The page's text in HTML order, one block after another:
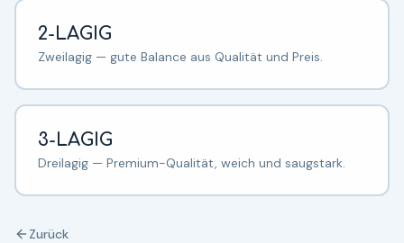
2-LAGIG
Zweilagig — gute Balance aus Qualität und Preis.
3-LAGIG
Dreilagig — Premium-Qualität, weich und saugstark.
Zurück